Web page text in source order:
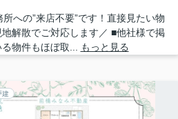
への”来店不要”です！直接見たい物
解散でご対応します／ ■他社様で掲
物件もほぼ取...
もっと見る
建